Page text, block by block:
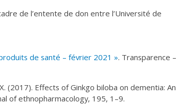
de l’entente de don entre l’Université de
de santé – février 2021 ». Transparence –
X. (2017). Effects of Ginkgo biloba on dementia: An
of ethnopharmacology, 195, 1–9.